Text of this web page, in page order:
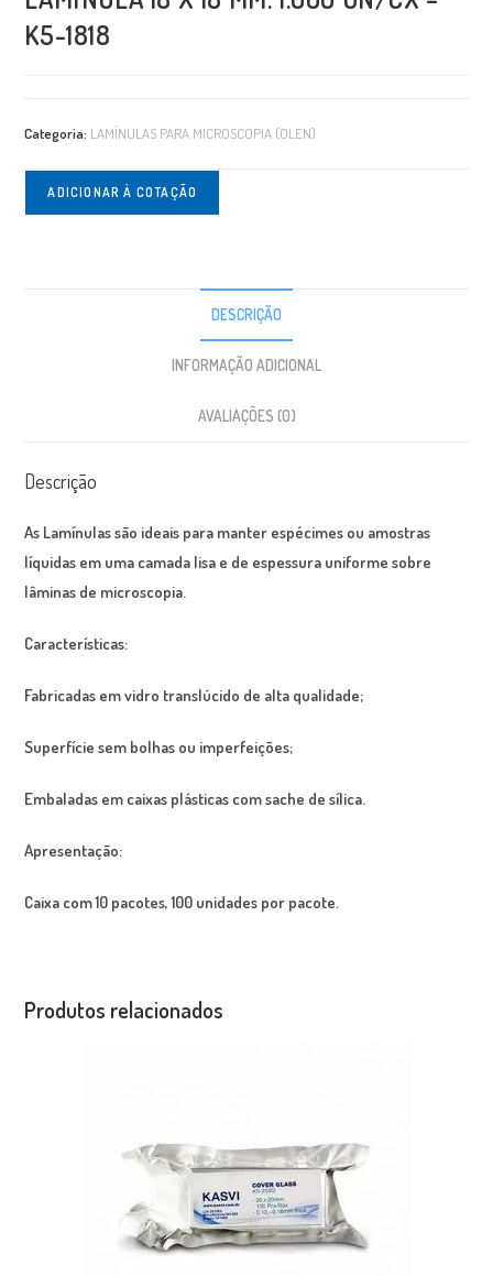
K5-1818
Categoria: LAMÍNULAS PARA MICROSCOPIA (OLEN)
ADICIONAR À COTAÇÃO
DESCRIÇÃO
INFORMAÇÃO ADICIONAL
AVALIAÇÕES (0)
Descrição
As Lamínulas são ideais para manter espécimes ou amostras
líquidas em uma camada lisa e de espessura uniforme sobre
lâminas de microscopia.
Características:
Fabricadas em vidro translúcido de alta qualidade;
Superfície sem bolhas ou imperfeições;
Embaladas em caixas plásticas com sache de sílica.
Apresentação:
Caixa com 10 pacotes, 100 unidades por pacote.
Produtos relacionados